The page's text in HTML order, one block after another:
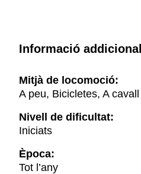
Informació addicional
Mitjà de locomoció:
A peu, Bicicletes, A cavall
Nivell de dificultat:
Iniciats
Època:
Tot l’any